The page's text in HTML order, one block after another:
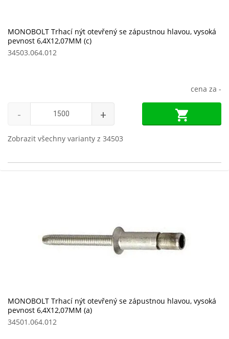
MONOBOLT Trhací nýt otevřený se zápustnou hlavou, vysoká
pevnost 6,4X12,07MM (c)
34503.064.012
cena za -
- +
Zobrazit všechny varianty z 34503
MONOBOLT Trhací nýt otevřený se zápustnou hlavou, vysoká
pevnost 6,4X12,07MM (a)
34501.064.012